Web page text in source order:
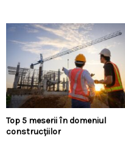
Top 5 meserii în domeniul
construcțiilor